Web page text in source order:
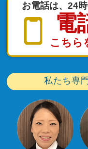
お電話は、24
電
こちら
私たち専